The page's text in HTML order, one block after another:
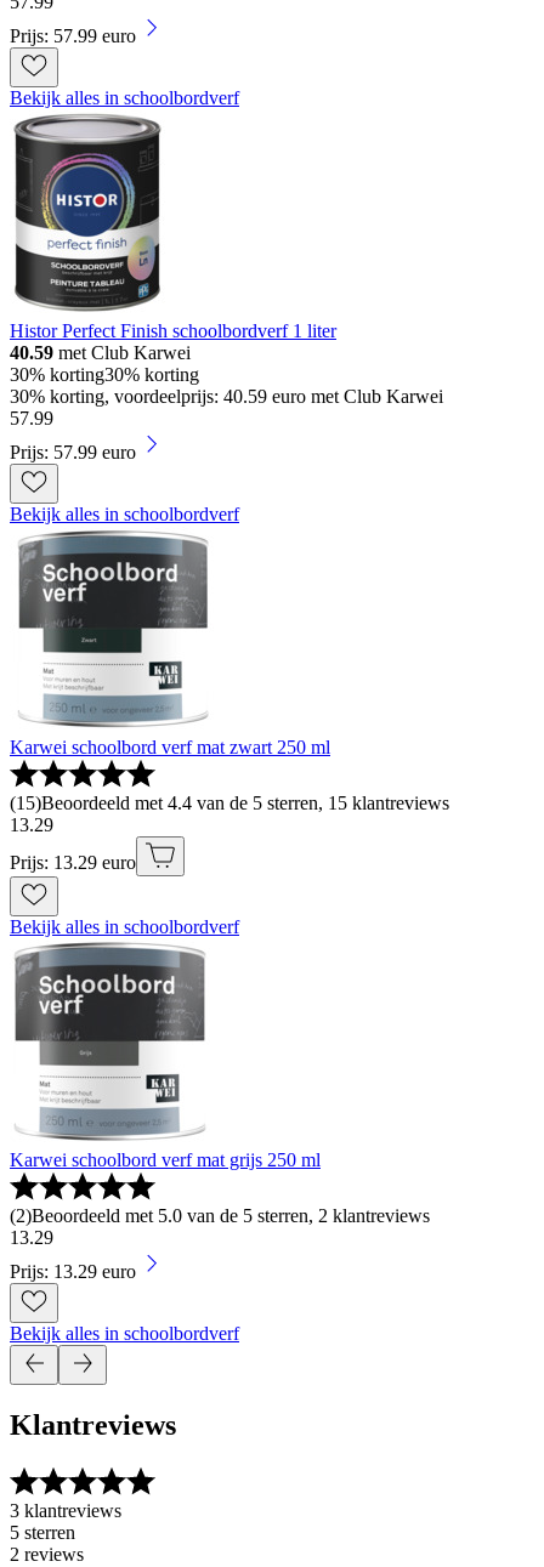
Prijs: 57.99 euro
Bekijk alles in schoolbordverf
Histor Perfect Finish schoolbordverf 1 liter
40.59 met Club Karwei
30% korting30% korting
30% korting, voordeelprijs: 40.59 euro met Club Karwei
57.99
Prijs: 57.99 euro
Bekijk alles in schoolbordverf
Karwei schoolbord verf mat zwart 250 ml
(15)Beoordeeld met 4.4 van de 5 sterren, 15 klantreviews
13.29
Prijs: 13.29 euro
Bekijk alles in schoolbordverf
Karwei schoolbord verf mat grijs 250 ml
(2)Beoordeeld met 5.0 van de 5 sterren, 2 klantreviews
13.29
Prijs: 13.29 euro
Bekijk alles in schoolbordverf
Klantreviews
3 klantreviews
5 sterren
2 reviews